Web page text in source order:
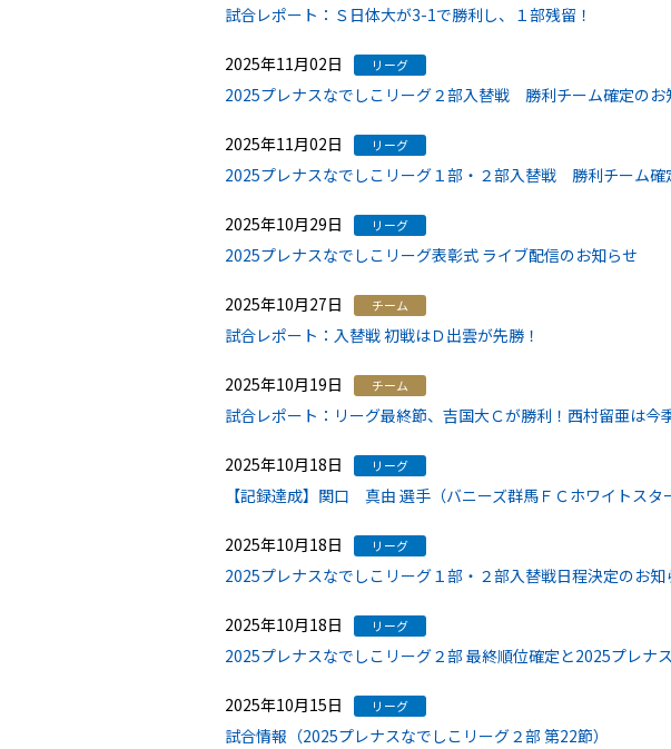
試合レポート：Ｓ日体大が3-1で勝利し、１部残留！
2025年11月02日 リーグ
2025プレナスなでしこリーグ２部入替戦 勝利チーム確定のお
2025年11月02日 リーグ
2025プレナスなでしこリーグ１部・２部入替戦 勝利チーム確
2025年10月29日 リーグ
2025プレナスなでしこリーグ表彰式 ライブ配信のお知らせ
2025年10月27日 チーム
試合レポート：入替戦 初戦はＤ出雲が先勝！
2025年10月19日 チーム
試合レポート：リーグ最終節、吉国大Ｃが勝利！西村留亜は今
2025年10月18日 リーグ
【記録達成】関口 真由 選手（バニーズ群馬ＦＣホワイトス
2025年10月18日 リーグ
2025プレナスなでしこリーグ１部・２部入替戦日程決定のお知
2025年10月18日 リーグ
2025プレナスなでしこリーグ２部 最終順位確定と2025プレナ
2025年10月15日 リーグ
試合情報（2025プレナスなでしこリーグ２部 第22節）